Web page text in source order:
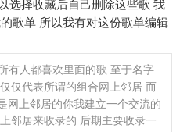
选择收藏后自己删除这些歌 我
歌单 所以我有对这份歌单编辑
有人都喜欢里面的歌 至于名字
仅代表所谓的组合网上邻居 而
网上邻居的你我建立一个交流的
邻居来收录的 后期主要收录一